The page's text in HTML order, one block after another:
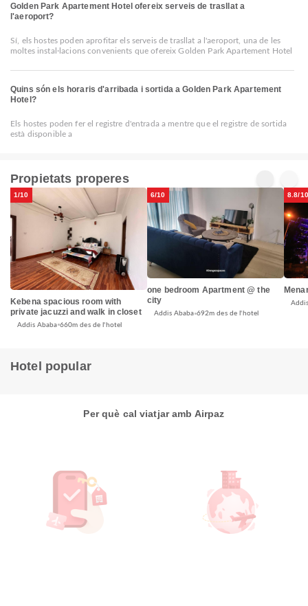
Golden Park Apartement Hotel ofereix serveis de trasllat a
l'aeroport?
Sí, els hostes poden aprofitar els serveis de trasllat a l'aeroport, una de les
moltes instal·lacions convenients que ofereix Golden Park Apartement Hotel
Quins són els horaris d'arribada i sortida a Golden Park Apartement
Hotel?
Els hostes poden fer el registre d'entrada a mentre que el registre de sortida
està disponible a
Propietats properes
1/10
Kebena spacious room with
private jacuzzi and walk in closet
Addis Ababa 660m des de l'hotel
6/10
one bedroom Apartment @ the
city
Addis Ababa 692m des de l'hotel
8.8/10
Hotel popular
Per què cal viatjar amb Airpaz